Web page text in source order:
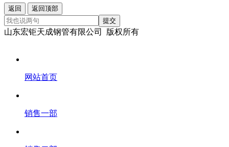
返回
返回顶部
提交
山东宏钜天成钢管有限公司 版权所有
网站首页
销售一部